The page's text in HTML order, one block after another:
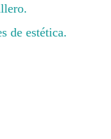
de estética.